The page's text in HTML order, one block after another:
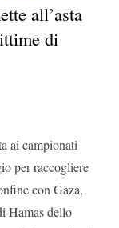
all’asta
di
ai campionati
per raccogliere
con Gaza,
Hamas dello